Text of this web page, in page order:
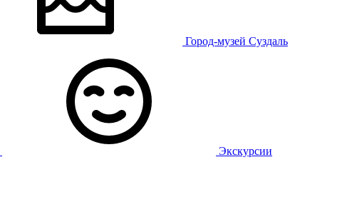
Город-музей Суздаль
Экскурсии